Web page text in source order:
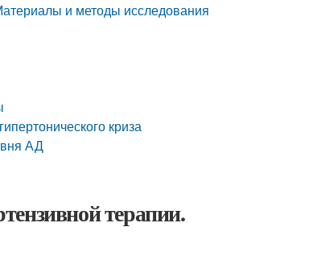
и методы исследования
криза
АД
терапии.